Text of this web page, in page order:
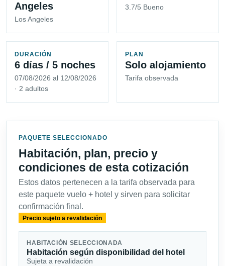
Angeles
Los Angeles
3.7/5 Bueno
DURACIÓN
6 días / 5 noches
07/08/2026 al 12/08/2026
· 2 adultos
PLAN
Solo alojamiento
Tarifa observada
PAQUETE SELECCIONADO
Habitación, plan, precio y
condiciones de esta cotización
Estos datos pertenecen a la tarifa observada para
este paquete vuelo + hotel y sirven para solicitar
confirmación final.
Precio sujeto a revalidación
HABITACIÓN SELECCIONADA
Habitación según disponibilidad del hotel
Sujeta a revalidación